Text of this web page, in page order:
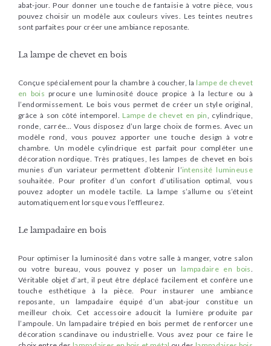
abat-jour. Pour donner une touche de fantaisie à votre pièce, vous
pouvez choisir un modèle aux couleurs vives. Les teintes neutres
sont parfaites pour créer une ambiance reposante.
La lampe de chevet en bois
Conçue spécialement pour la chambre à coucher, la lampe de chevet
en bois procure une luminosité douce propice à la lecture ou à
l’endormissement. Le bois vous permet de créer un style original,
grâce à son côté intemporel. Lampe de chevet en pin, cylindrique,
ronde, carrée… Vous disposez d’un large choix de formes. Avec un
modèle rond, vous pouvez apporter une touche design à votre
chambre. Un modèle cylindrique est parfait pour compléter une
décoration nordique. Très pratiques, les lampes de chevet en bois
munies d’un variateur permettent d’obtenir l’intensité lumineuse
souhaitée. Pour profiter d’un confort d’utilisation optimal, vous
pouvez adopter un modèle tactile. La lampe s’allume ou s’éteint
automatiquement lorsque vous l’effleurez.
Le lampadaire en bois
Pour optimiser la luminosité dans votre salle à manger, votre salon
ou votre bureau, vous pouvez y poser un lampadaire en bois.
Véritable objet d’art, il peut être déplacé facilement et confère une
touche esthétique à la pièce. Pour instaurer une ambiance
reposante, un lampadaire équipé d’un abat-jour constitue un
meilleur choix. Cet accessoire adoucit la lumière produite par
l’ampoule. Un lampadaire trépied en bois permet de renforcer une
décoration scandinave ou industrielle. Vous avez pour ce faire le